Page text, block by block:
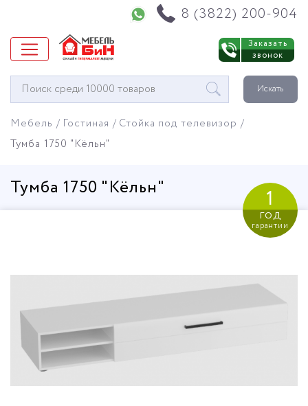
8 (3822) 200-904
Заказать
звонок
Окно
поиска
Искать
Мебель Гостиная
Стойка под телевизор
Тумба 1750 "Кёльн"
Тумба 1750 "Кёльн" 1
год
гарантии